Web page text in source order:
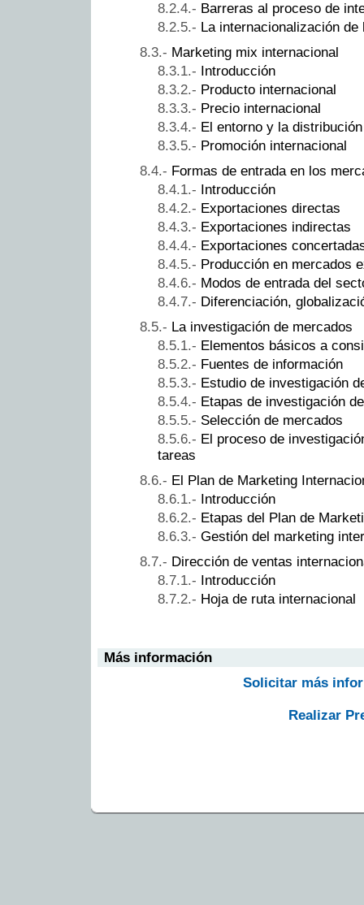
Barreras al proceso de
La internacionalización
Marketing mix internacional
Introducción
Producto internacional
Precio internacional
El entorno y la
Promoción internacional
Formas de entrada en los
Introducción
Exportaciones directas
Exportaciones indirectas
Exportaciones
Producción en mercados
Modos de entrada del
Diferenciación,
La investigación de mercados
Elementos básicos a
Fuentes de información
Estudio de investigación
Etapas de investigación
Selección de mercados
El proceso de
tareas
El Plan de Marketing
Introducción
Etapas del Plan de
Gestión del marketing
Dirección de ventas
Introducción
Hoja de ruta internacional
Más información
Solicitar más
Realizar